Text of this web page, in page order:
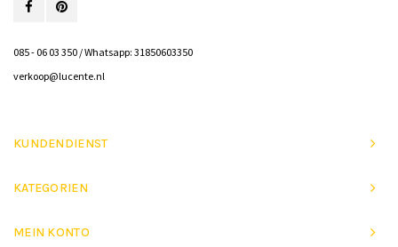
085 - 06 03 350 / Whatsapp: 31850603350
verkoop@lucente.nl
KUNDENDIENST
KATEGORIEN
MEIN KONTO